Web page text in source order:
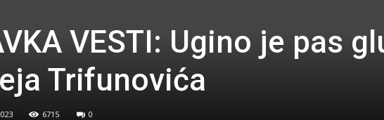
VESTI: Ugino je pas
Trifunovića
6715 0